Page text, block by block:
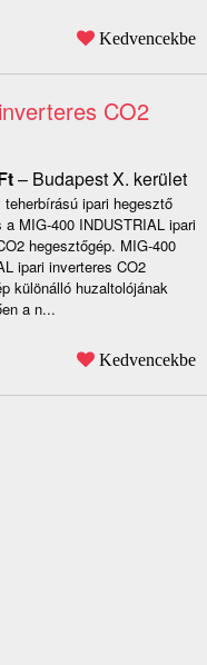
Kedvencekbe
CO2
– Budapest X. kerület
teherbírású ipari hegesztő
a MIG-400 INDUSTRIAL ipari
hegesztőgép. MIG-400
ipari inverteres CO2
különálló huzaltolójának
a n...
Kedvencekbe